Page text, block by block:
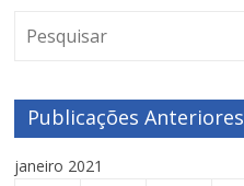
Publicações Anteriores
janeiro 2021